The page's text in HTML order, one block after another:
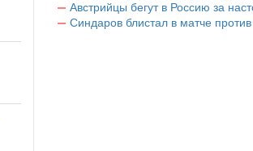
Австрийцы бегут в Россию за
Синдаров блистал в матче